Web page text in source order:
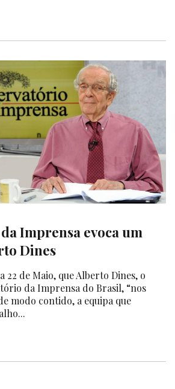
Imprensa evoca um
Dines
22 de Maio, que Alberto Dines, o
da Imprensa do Brasil, “nos
modo contido, a equipa que